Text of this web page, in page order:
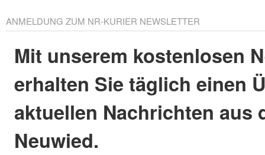
ANMELDUNG ZUM NR-KURIER NEWSLETTER
Mit unserem kostenlosen
erhalten Sie täglich einen
aktuellen Nachrichten aus
Neuwied.